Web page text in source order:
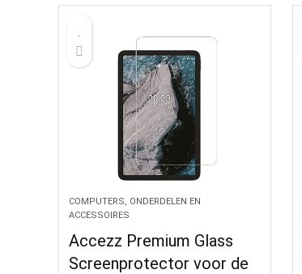
COMPUTERS, ONDERDELEN EN
ACCESSOIRES
Accezz Premium Glass
Screenprotector voor de